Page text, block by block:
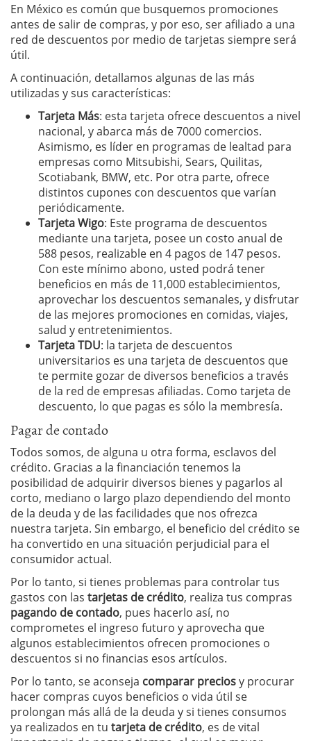
En México es común que busquemos promociones
antes de salir de compras, y por eso, ser afiliado a una
red de descuentos por medio de tarjetas siempre será
útil.
A continuación, detallamos algunas de las más
utilizadas y sus características:
Tarjeta Más: esta tarjeta ofrece descuentos a nivel
nacional, y abarca más de 7000 comercios.
Asimismo, es líder en programas de lealtad para
empresas como Mitsubishi, Sears, Quilitas,
Scotiabank, BMW, etc. Por otra parte, ofrece
distintos cupones con descuentos que varían
periódicamente.
Tarjeta Wigo: Este programa de descuentos
mediante una tarjeta, posee un costo anual de
588 pesos, realizable en 4 pagos de 147 pesos.
Con este mínimo abono, usted podrá tener
beneficios en más de 11,000 establecimientos,
aprovechar los descuentos semanales, y disfrutar
de las mejores promociones en comidas, viajes,
salud y entretenimientos.
Tarjeta TDU: la tarjeta de descuentos
universitarios es una tarjeta de descuentos que
te permite gozar de diversos beneficios a través
de la red de empresas afiliadas. Como tarjeta de
descuento, lo que pagas es sólo la membresía.
Pagar de contado
Todos somos, de alguna u otra forma, esclavos del
crédito. Gracias a la financiación tenemos la
posibilidad de adquirir diversos bienes y pagarlos al
corto, mediano o largo plazo dependiendo del monto
de la deuda y de las facilidades que nos ofrezca
nuestra tarjeta. Sin embargo, el beneficio del crédito se
ha convertido en una situación perjudicial para el
consumidor actual.
Por lo tanto, si tienes problemas para controlar tus
gastos con las tarjetas de crédito, realiza tus compras
pagando de contado, pues hacerlo así, no
comprometes el ingreso futuro y aprovecha que
algunos establecimientos ofrecen promociones o
descuentos si no financias esos artículos.
Por lo tanto, se aconseja comparar preciosy procurar
hacer compras cuyos beneficios o vida útil se
prolongan más allá de la deuda y si tienes consumos
ya realizados en tu tarjeta de crédito, es de vital